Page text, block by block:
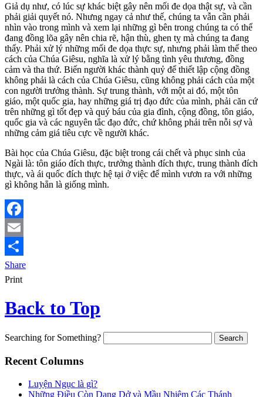
Giả dụ như, có lúc sự khác biệt gây nên mối đe dọa thật sự, và cần
phải giải quyết nó. Nhưng ngay cả như thế, chúng ta vẫn cần phải
nhìn vào trong mình và xem lại những gì bên trong chúng ta có thể
đang đồng lõa gây nên chia rẽ, hận thù, ghen tỵ mà chúng ta đang
thấy. Phải xử lý những mối đe dọa thực sự, nhưng phải làm thế theo
cách của Chúa Giêsu, nghĩa là xử lý bằng tình yêu thương, đồng
cảm và tha thứ. Biến người khác thành quỷ để thiết lập cộng đồng
không phải là cách của Chúa Giêsu, cũng không phải cách của một
con người trưởng thành. Sự trung thành, với một ai đó, một tôn
giáo, một quốc gia, hay những giá trị đạo đức của mình, phải căn cứ
trên những gì tốt đẹp và quý báu của gia đình, cộng đồng, tôn giáo,
quốc gia và các nguyên tắc đạo đức, chứ không phải trên nỗi sợ và
những cảm giá tiêu cực về người khác.
Bài học của Chúa Giêsu, đặc biệt trong cái chết và phục sinh của
Ngài là: tôn giáo đích thực, trưởng thành đích thực, trung thành đích
thực, và ái quốc đích thực hệ tại ở việc để mình vươn ra với những
gì không hẳn là giống mình.
Facebook
Email
Share
Print
Back to Top
Searching for Something?
Recent Columns
Luyện Ngục là gì?
Những Điều Còn Dang Dở và Mầu Nhiệm Các Thánh